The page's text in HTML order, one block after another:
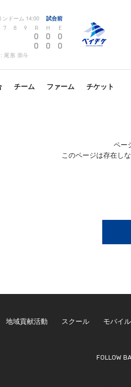
ンドーム 14:00 試合前
7 8 9 R H E
0 0 0
0 0 0
尾形 崇斗
チーム ファーム チケット
ペー
このページは存在し
地域貢献活動 スクール モバイル
FOLLOW